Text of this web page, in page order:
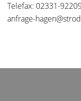
Telefax: 02331-
anfrage-